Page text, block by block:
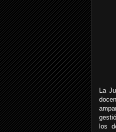
La
los